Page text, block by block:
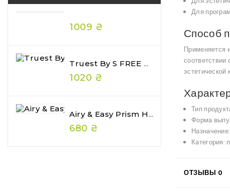
1009 ₴
Truest By S FREE Acid & Heat Care Hair Mask Premium 180 Г — Преміальна Відновлювальна Маска Для Волосся
1020 ₴
Airy & Easy Prism Hair Gelee — Глянцеве Желе Для Волосся З Ефектом Wet Hair
680 ₴
Для
Способ
Применяется
эстетической
Тип
Форма
Категория:
ОТЗЫВЫ 0